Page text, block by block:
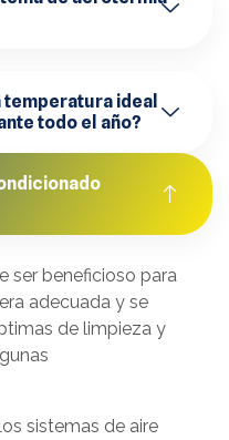
ideal
todo el año?
ser beneficioso para
adecuada y se
de limpieza y
sistemas de aire